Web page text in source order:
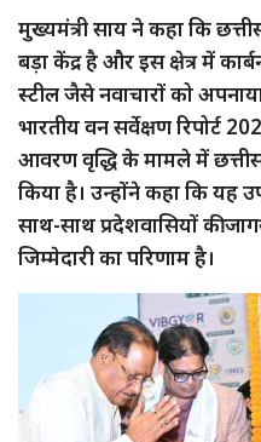
मुख्यमंत्री साय ने कहा कि
बड़ा केंद्र है और इस क्षेत्र में
स्टील जैसे नवाचारों को
भारतीय वन सर्वेक्षण रिपोर्ट
आवरण वृद्धि के मामले में
किया है। उन्होंने कहा कि यह
साथ-साथ प्रदेशवासियों की
जिम्मेदारी का परिणाम है।